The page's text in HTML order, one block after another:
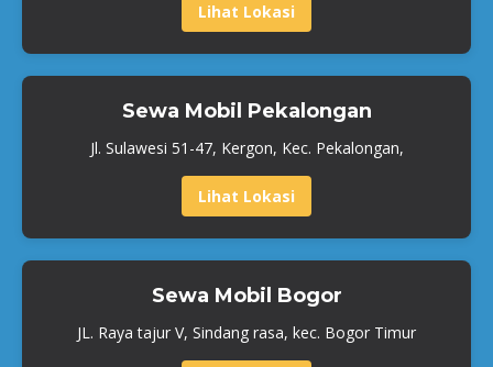
Lihat Lokasi
Sewa Mobil Pekalongan
Jl. Sulawesi 51-47, Kergon, Kec. Pekalongan,
Lihat Lokasi
Sewa Mobil Bogor
JL. Raya tajur V, Sindang rasa, kec. Bogor Timur